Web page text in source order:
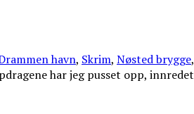
havn, Skrim, Nøsted brygge,
har jeg pusset opp, innredet